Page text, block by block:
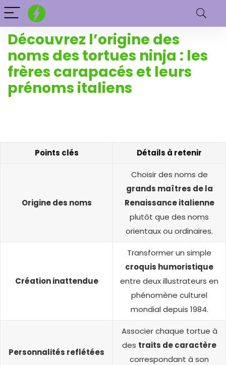
Découvrez l’origine des
noms des tortues ninja : les
frères carapacés et leurs
prénoms italiens
Points clés Détails à retenir
Origine des noms
Choisir des noms de
grands maîtres de la
Renaissance italienne
plutôt que des noms
orientaux ou ordinaires.
Création inattendue
Transformer un simple
croquis humoristique
entre deux illustrateurs en
phénomène culturel
mondial depuis 1984.
Personnalités reflétées
Associer chaque tortue à
des traits de caractère
correspondant à son